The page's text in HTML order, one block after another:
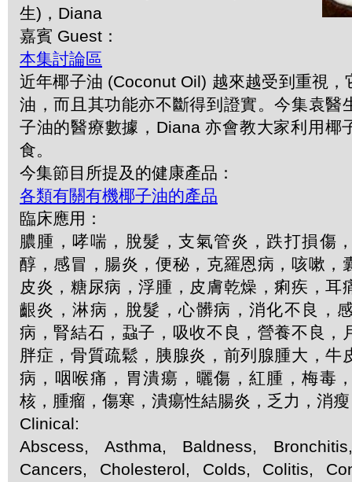
生)，Diana
嘉賓 Guest：
本集討論區
近年椰子油 (Coconut Oil) 越來越受到重視，
油，而且其功能亦不斷得到證實。今集袁醫
子油的醫療數據，Diana 亦會教大家利用椰
食。
今集節目所提及的健康產品：
各類有關有機椰子油的產品
臨床應用：
膿腫，哮喘，脫髮，支氣管炎，跌打損傷
醇，感冒，腸炎，便秘，克羅恩病，咳嗽，
皮炎，糖尿病，浮腫，皮膚乾燥，痢疾，耳
齦炎，淋病，脫髮，心髒病，消化不良，
病，腎結石，蝨子，吸收不良，營養不良，
胖症，骨質疏鬆，胰腺炎，前列腺腫大，牛
病，咽喉痛，胃潰瘍，曬傷，紅腫，梅毒
核，腫瘤，傷寒，潰瘍性結腸炎，乏力，消
Clinical:
Abscess, Asthma, Baldness,
Cancers, Cholesterol, Colds, Colitis,